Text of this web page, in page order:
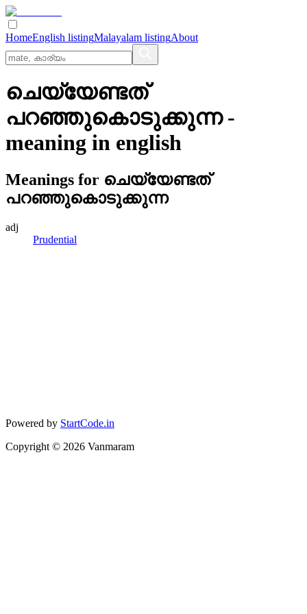
HomeEnglish listingMalayalam listingAbout
ചെയ്യേണ്ടത്‌
പറഞ്ഞുകൊടുക്കുന്ന-
meaning in english
Meanings for ചെയ്യേണ്ടത്‌
പറഞ്ഞുകൊടുക്കുന്ന
adj
Prudential
Powered by StartCode.in
Copyright © 2026 Vanmaram